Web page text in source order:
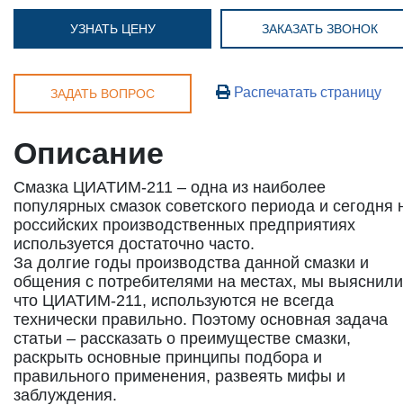
УЗНАТЬ ЦЕНУ ЗАКАЗАТЬ ЗВОНОК
ЗАДАТЬ ВОПРОС Распечатать страницу
Описание
Смазка ЦИАТИМ-211 – одна из наиболее
популярных смазок советского периода и сегодня
российских производственных предприятиях
используется достаточно часто.
За долгие годы производства данной смазки и
общения с потребителями на местах, мы
что ЦИАТИМ-211, используются не всегда
технически правильно. Поэтому основная задача
статьи – рассказать о преимуществе смазки,
раскрыть основные принципы подбора и
правильного применения, развеять мифы и
заблуждения.